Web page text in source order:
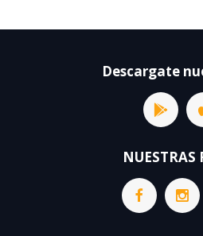
Descargate
NUESTRAS